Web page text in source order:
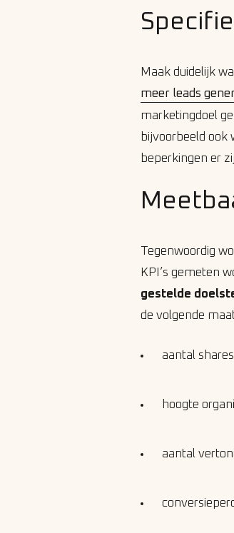
Maak duidelijk
meer leads
marketingdoel
bijvoorbeeld ook
beperkingen er
Tegenwoordig
KPI’s gemeten
gestelde
de volgende
aantal
hoogte
aantal